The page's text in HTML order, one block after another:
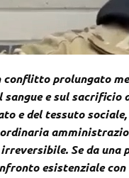
conflitto prolungato
sangue e sul sacrificio
e del tessuto
irreversibile. Se da una
esistenziale